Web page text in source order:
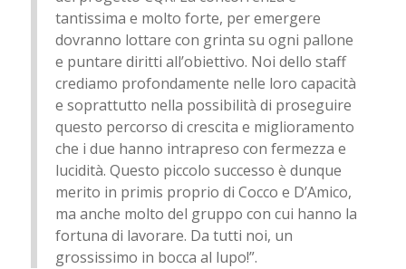
tantissima e molto forte, per emergere
dovranno lottare con grinta su ogni pallone
e puntare diritti all’obiettivo. Noi dello staff
crediamo profondamente nelle loro capacità
e soprattutto nella possibilità di proseguire
questo percorso di crescita e miglioramento
che i due hanno intrapreso con fermezza e
lucidità. Questo piccolo successo è dunque
merito in primis proprio di Cocco e D’Amico,
ma anche molto del gruppo con cui hanno la
fortuna di lavorare. Da tutti noi, un
grossissimo in bocca al lupo!”.